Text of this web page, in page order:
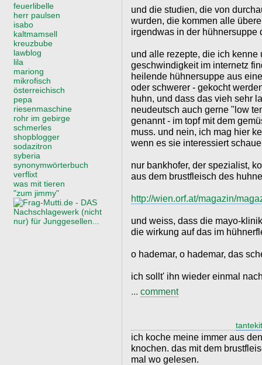
feuerlibelle
herr paulsen
isabo
kaltmamsell
kreuzbube
lawblog
lila
mariong
mikrofisch
österreichisch
pepa
riesenmaschine
rohr im gebirge
schmerles
shopblogger
sodazitron
syberia
synonymwörterbuch
verflixt
was mit tieren
"zum jimmy"
und die studien, die von
wurden, die kommen alle
irgendwas in der hühnersuppe
und alle rezepte, die ich
geschwindigkeit im internetz
heilende hühnersuppe aus
oder schwerer - gekocht
huhn, und dass das vieh sehr
neudeutsch auch gerne "low
genannt - im topf mit dem
muss. und nein, ich mag hier
wenn es sie interessiert
nur bankhofer, der spezialist,
aus dem brustfleisch des
http://wien.orf.at/magazin/
und weiss, dass die mayo-
die wirkung auf das im
o hademar, o hademar, das
ich sollt' ihn wieder einmal
... comment
ich koche meine immer aus
knochen. das mit dem
mal wo gelesen.